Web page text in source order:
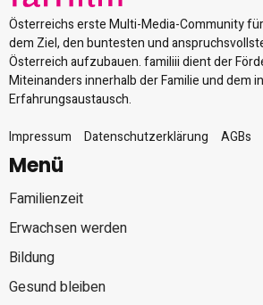
Österreichs erste Multi-Media-Community
dem Ziel, den buntesten und
Österreich aufzubauen. familiii dient der
Miteinanders innerhalb der Familie und dem
Erfahrungsaustausch.
Impressum
Datenschutzerklärung AGBs
Menü
Familienzeit
Erwachsen werden
Bildung
Gesund bleiben